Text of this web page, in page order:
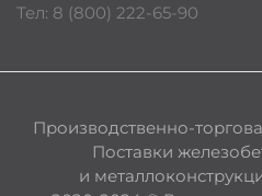
Тел: 8 (800) 222-65-90
Производственно-
Поставки
и